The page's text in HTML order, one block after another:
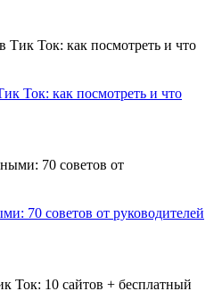
Ток: как посмотреть и что
70 советов от руководителей